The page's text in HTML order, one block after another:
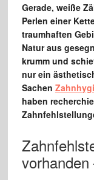
Gerade, weiße
Perlen einer
traumhaften
Natur aus
krumm und
nur ein
Sachen
haben